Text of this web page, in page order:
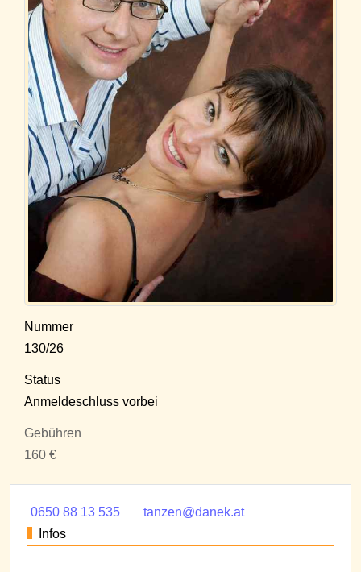
Nummer
130/26
Status
Anmeldeschluss vorbei
Gebühren
160 €
0650 88 13 535
tanzen@danek.at
Infos